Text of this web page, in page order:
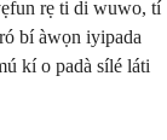
rẹ̀ ti di wuwo, tí
bí àwọn iyipada
kí o padà sílé láti